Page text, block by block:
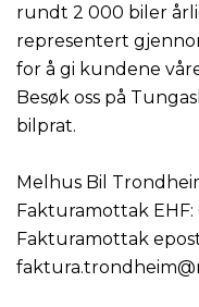
rundt 2 000 biler
representert
for å gi kundene
Besøk oss på
bilprat.
Melhus Bil
Fakturamottak EHF:
Fakturamottak